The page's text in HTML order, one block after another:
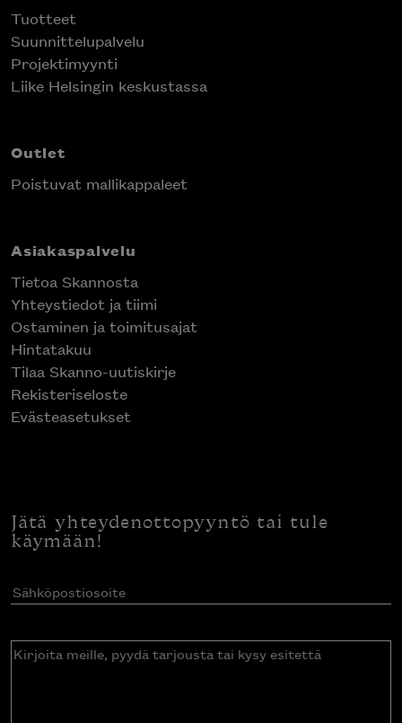
Tuotteet
Suunnittelupalvelu
Projektimyynti
Liike Helsingin keskustassa
Outlet
Poistuvat mallikappaleet
Asiakaspalvelu
Tietoa Skannosta
Yhteystiedot ja tiimi
Ostaminen ja toimitusajat
Hintatakuu
Tilaa Skanno-uutiskirje
Rekisteriseloste
Evästeasetukset
Jätä yhteydenottopyyntö tai tule
käymään!
Sähköpostiosoite(Pakollinen)
Kirjoita